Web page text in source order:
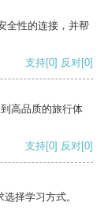
全性的连接，并帮
支持[0] 反对[0]
高品质的旅行体
支持[0] 反对[0]
择学习方式。